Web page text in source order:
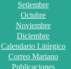
Setiembre
Octubre
Noviembre
Diciembre
Calendario Litúrgico
Correo Mariano
Publicaciones